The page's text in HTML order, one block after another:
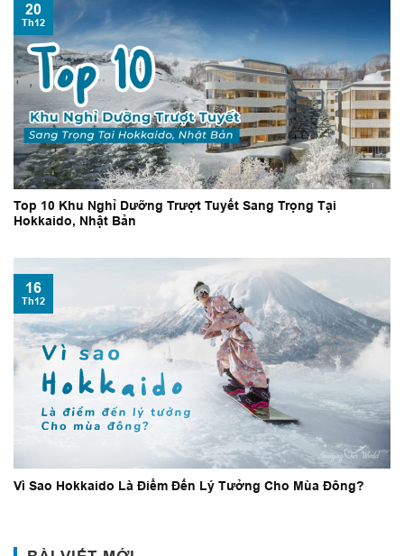
Top 10 Khu Nghỉ Dưỡng Trượt Tuyết Sang Trọng Tại
Hokkaido, Nhật Bản
20
Th12
Vì Sao Hokkaido Là Điểm Đến Lý Tưởng Cho Mùa Đông?
16
Th12